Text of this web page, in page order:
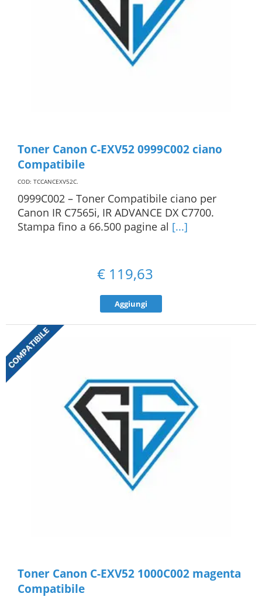
Toner Canon C-EXV52 0999C002 ciano
Compatibile
COD: TCCANCEXV52C.
0999C002 – Toner Compatibile ciano per
Canon IR C7565i, IR ADVANCE DX C7700.
Stampa fino a 66.500 pagine al [...]
€ 119,63
Aggiungi
Toner Canon C-EXV52 1000C002 magenta
Compatibile